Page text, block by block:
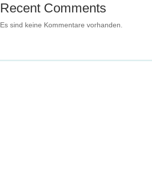
Recent Comments
Es sind keine Kommentare vorhanden.